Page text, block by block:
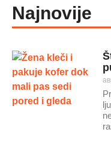
Najnovije